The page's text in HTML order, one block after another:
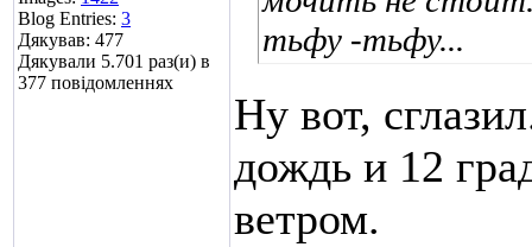
Blog Entries: 3
Дякував: 477
Дякували 5.701 раз(и) в
377 повідомленнях
тьфу -тьфу...
Ну вот,
дождь и 12
ветром.